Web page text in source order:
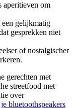
aperitieven om
een gelijkmatig
gesprekken niet
of nostalgischer
gerechten met
streetfood met
over
bluetoothspeakers